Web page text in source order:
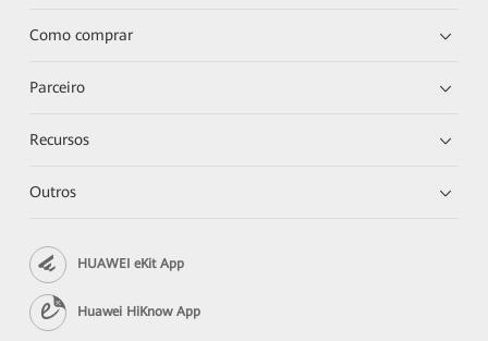
Como comprar
Parceiro
Recursos
Outros
HUAWEI eKit App
Huawei HiKnow App